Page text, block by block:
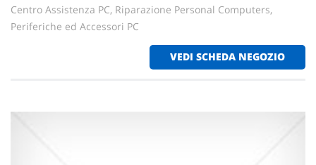
Centro Assistenza PC, Riparazione Personal Computers,
Periferiche ed Accessori PC
VEDI SCHEDA NEGOZIO